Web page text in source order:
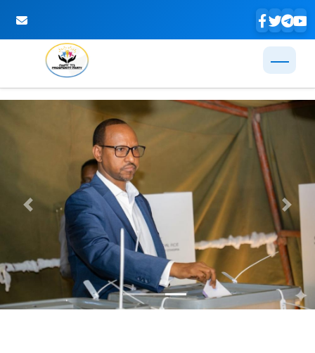
Skip to Main Content
Previous Next